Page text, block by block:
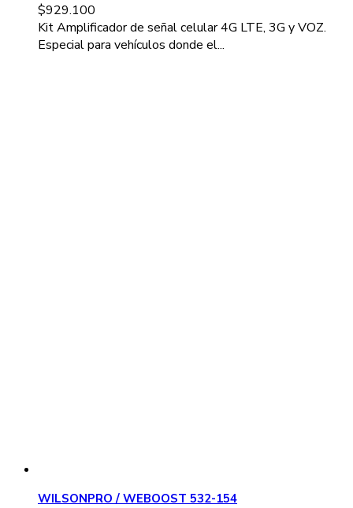
$929.100
Kit Amplificador de señal celular 4G LTE, 3G y VOZ.
Especial para vehículos donde el...
WILSONPRO / WEBOOST 532-154